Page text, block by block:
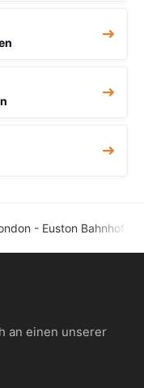
- Euston Bahnhof
an einen unserer